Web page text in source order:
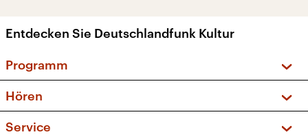
Entdecken Sie Deutschlandfunk Kultur
Programm
Sendungen und Podcasts
Musikliste
Hören
Service